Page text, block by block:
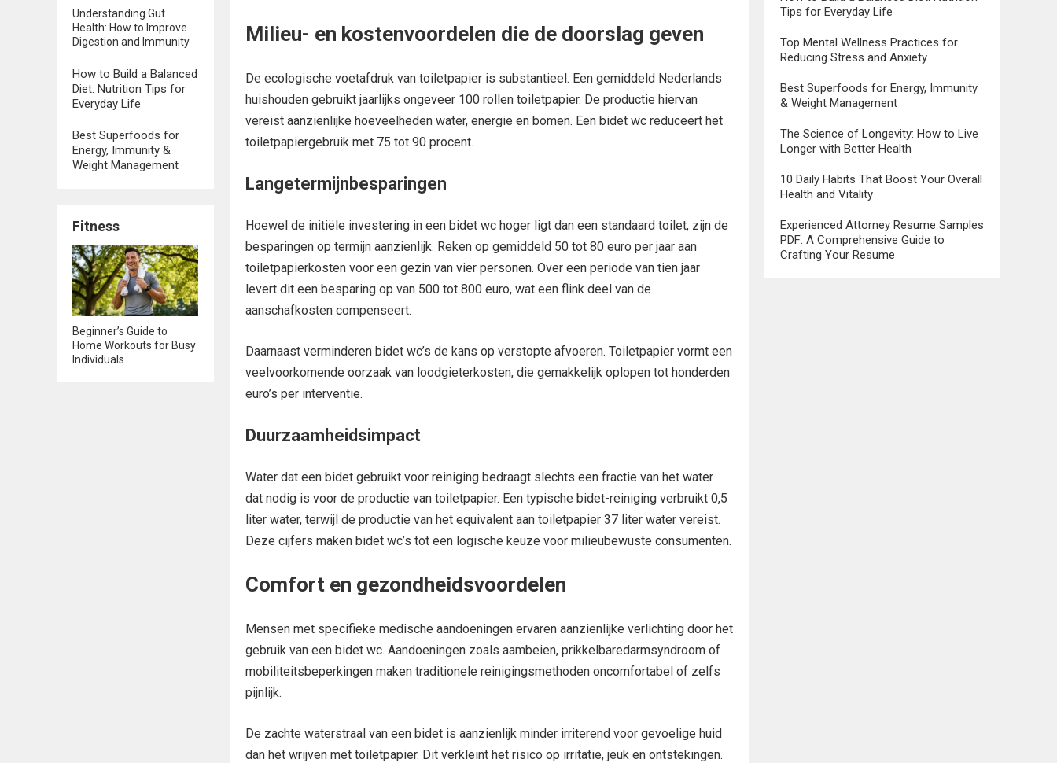
Understanding Gut
Health: How to Improve
Digestion and Immunity
How to Build a Balanced
Diet: Nutrition Tips for
Everyday Life
Best Superfoods for
Energy, Immunity &
Weight Management
Fitness
Beginner’s Guide to
Home Workouts for Busy
Individuals
Milieu- en kostenvoordelen die de doorslag geven
De ecologische voetafdruk van toiletpapier is substantieel. Een gemiddeld Nederlands
huishouden gebruikt jaarlijks ongeveer 100 rollen toiletpapier. De productie hiervan
vereist aanzienlijke hoeveelheden water, energie en bomen. Een bidet wc reduceert het
toiletpapiergebruik met 75 tot 90 procent.
Langetermijnbesparingen
Hoewel de initiële investering in een bidet wc hoger ligt dan een standaard toilet, zijn de
besparingen op termijn aanzienlijk. Reken op gemiddeld 50 tot 80 euro per jaar aan
toiletpapierkosten voor een gezin van vier personen. Over een periode van tien jaar
levert dit een besparing op van 500 tot 800 euro, wat een flink deel van de
aanschafkosten compenseert.
Daarnaast verminderen bidet wc’s de kans op verstopte afvoeren. Toiletpapier vormt een
veelvoorkomende oorzaak van loodgieterkosten, die gemakkelijk oplopen tot honderden
euro’s per interventie.
Duurzaamheidsimpact
Water dat een bidet gebruikt voor reiniging bedraagt slechts een fractie van het water
dat nodig is voor de productie van toiletpapier. Een typische bidet-reiniging verbruikt 0,5
liter water, terwijl de productie van het equivalent aan toiletpapier 37 liter water vereist.
Deze cijfers maken bidet wc’s tot een logische keuze voor milieubewuste consumenten.
Comfort en gezondheidsvoordelen
Mensen met specifieke medische aandoeningen ervaren aanzienlijke verlichting door het
gebruik van een bidet wc. Aandoeningen zoals aambeien, prikkelbaredarmsyndroom of
mobiliteitsbeperkingen maken traditionele reinigingsmethoden oncomfortabel of zelfs
pijnlijk.
De zachte waterstraal van een bidet is aanzienlijk minder irriterend voor gevoelige huid
dan het wrijven met toiletpapier. Dit verkleint het risico op irritatie, jeuk en ontstekingen.
Tips for Everyday Life
Top Mental Wellness Practices for
Reducing Stress and Anxiety
Best Superfoods for Energy, Immunity
& Weight Management
The Science of Longevity: How to Live
Longer with Better Health
10 Daily Habits That Boost Your Overall
Health and Vitality
Experienced Attorney Resume Samples
PDF: A Comprehensive Guide to
Crafting Your Resume